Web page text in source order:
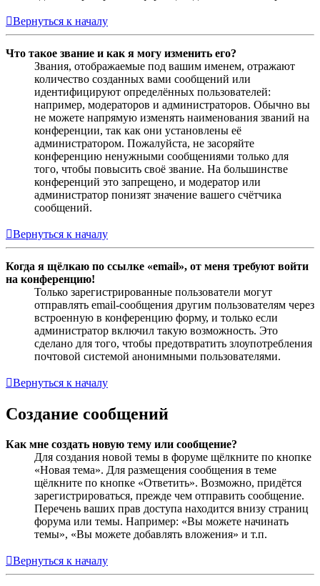
Вернуться к началу
Что такое звание и как я могу изменить его?
Звания, отображаемые под вашим именем, отражают
количество созданных вами сообщений или
идентифицируют определённых пользователей:
например, модераторов и администраторов. Обычно вы
не можете напрямую изменять наименования званий на
конференции, так как они установлены её
администратором. Пожалуйста, не засоряйте
конференцию ненужными сообщениями только для
того, чтобы повысить своё звание. На большинстве
конференций это запрещено, и модератор или
администратор понизят значение вашего счётчика
сообщений.
Вернуться к началу
Когда я щёлкаю по ссылке «email», от меня требуют войти
на конференцию!
Только зарегистрированные пользователи могут
отправлять email-сообщения другим пользователям через
встроенную в конференцию форму, и только если
администратор включил такую возможность. Это
сделано для того, чтобы предотвратить злоупотребления
почтовой системой анонимными пользователями.
Вернуться к началу
Создание сообщений
Как мне создать новую тему или сообщение?
Для создания новой темы в форуме щёлкните по кнопке
«Новая тема». Для размещения сообщения в теме
щёлкните по кнопке «Ответить». Возможно, придётся
зарегистрироваться, прежде чем отправить сообщение.
Перечень ваших прав доступа находится внизу страниц
форума или темы. Например: «Вы можете начинать
темы», «Вы можете добавлять вложения» и т.п.
Вернуться к началу